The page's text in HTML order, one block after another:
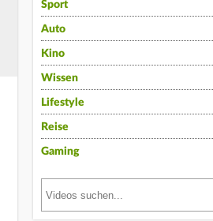
Sport
Auto
Kino
Wissen
Lifestyle
Reise
Gaming